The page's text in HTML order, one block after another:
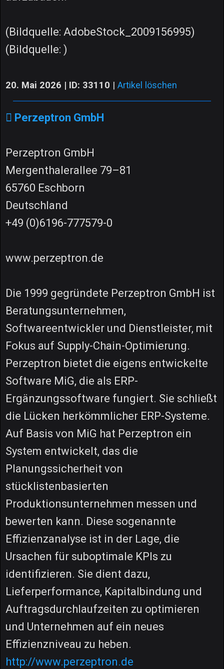
(Bildquelle: AdobeStock_2009156995)
(Bildquelle: )
20. Mai 2026 | ID: 33110 | Artikel löschen
Perzeptron GmbH
Perzeptron GmbH
Mergenthalerallee 79–81
65760 Eschborn
Deutschland
+49 (0)6196-777579-0
www.perzeptron.de
Die 1999 gegründete Perzeptron GmbH ist
Beratungsunternehmen,
Softwareentwickler und Dienstleister, mit
Fokus auf Supply-Chain-Optimierung.
Perzeptron bietet die eigens entwickelte
Software MiG, die als ERP-
Ergänzungssoftware fungiert. Sie schließt
die Lücken herkömmlicher ERP-Systeme.
Auf Basis von MiG hat Perzeptron ein
System entwickelt, das die
Planungssicherheit von
stücklistenbasierten
Produktionsunternehmen messen und
bewerten kann. Diese sogenannte
Effizienzanalyse ist in der Lage, die
Ursachen für suboptimale KPIs zu
identifizieren. Sie dient dazu,
Lieferperformance, Kapitalbindung und
Auftragsdurchlaufzeiten zu optimieren
und Unternehmen auf ein neues
Effizienzniveau zu heben.
http://www.perzeptron.de